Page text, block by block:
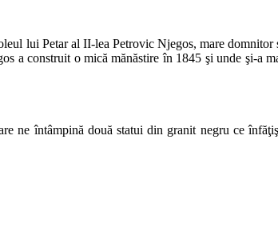
lui Petar al II-lea Petrovic Njegos, mare
a construit o mică mănăstire în 1845 şi unde şi-a
ne întâmpină două statui din granit negru ce